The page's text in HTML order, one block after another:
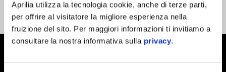
Aprilia utilizza la tecnologia cookie, anche di terze parti,
per offrire al visitatore la migliore esperienza nella
fruizione del sito. Per maggiori informazioni ti invitiamo a
consultare la nostra informativa sulla privacy.